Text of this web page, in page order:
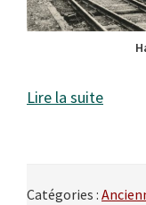
Lire la suite
Catégories :